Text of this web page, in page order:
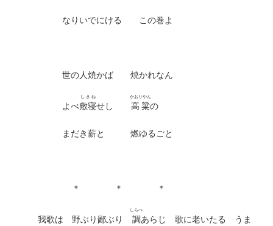
なりいでにける この巻よ
世の人焼かば 焼かれなん
よべ敷寝
しきね
せし 高粱
かおりやん
の
まだき薪と 燃ゆるごと
＊ ＊ ＊
我歌は 野ぶり鄙ぶり 調
しらべ
あらじ 歌に老いたる うま